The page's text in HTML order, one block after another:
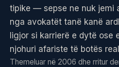
tipike — sepse ne nuk jemi
nga avokatët tanë kanë
ligjor si karrierë e dytë ose
njohuri afariste të botës
Themeluar në 2006 dhe rritur